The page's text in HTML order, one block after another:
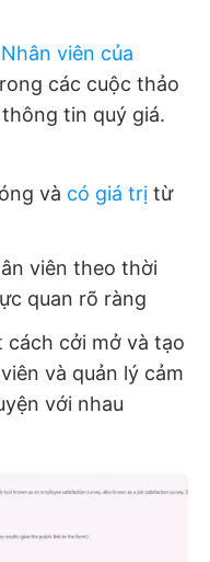
viên của
các cuộc thảo
tin quý giá.
và có giá trị từ
viên theo thời
quan rõ ràng
cách cởi mở và tạo
và quản lý cảm
với nhau